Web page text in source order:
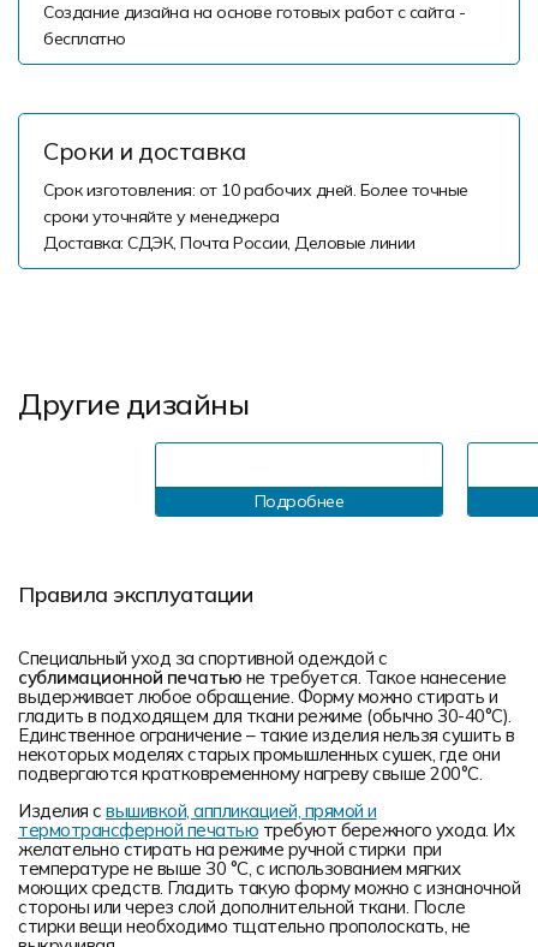
Создание дизайна на основе готовых работ с сайта -
бесплатно
Сроки и доставка
Срок изготовления: от 10 рабочих дней. Более точные
сроки уточняйте у менеджера
Доставка: СДЭК, Почта России, Деловые линии
Другие дизайны
Подробнее
Правила эксплуатации
Специальный уход за спортивной одеждой с
сублимационной печатью не требуется. Такое нанесение
выдерживает любое обращение. Форму можно стирать и
гладить в подходящем для ткани режиме (обычно 30-40°С).
Единственное ограничение – такие изделия нельзя сушить в
некоторых моделях старых промышленных сушек, где они
подвергаются кратковременному нагреву свыше 200°С.
Изделия с вышивкой, аппликацией, прямой и
термотрансферной печатью требуют бережного ухода. Их
желательно стирать на режиме ручной стирки при
температуре не выше 30 °C, с использованием мягких
моющих средств. Гладить такую форму можно с изнаночной
стороны или через слой дополнительной ткани. После
стирки вещи необходимо тщательно прополоскать, не